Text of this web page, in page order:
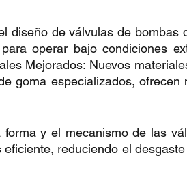
diseño de válvulas de bombas
operar bajo condiciones
Mejorados: Nuevos
goma especializados,
forma y el mecanismo de las
reduciendo el